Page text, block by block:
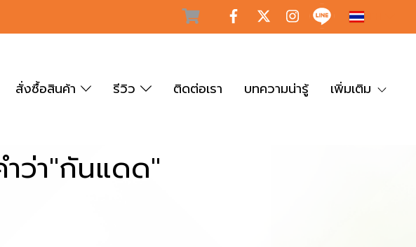
สั่งซื้อสินค้า รีวิว ติดต่อเรา บทความน่ารู้ เพิ่มเติม
ว่า"กันแดด"